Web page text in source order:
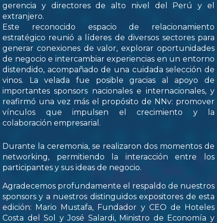
gerencia y directores de alto nivel del Perú y el
extranjero.
Este reconocido espacio de relacionamiento
estratégico reunió a líderes de diversos sectores para
generar conexiones de valor, explorar oportunidades
de negocio e intercambiar experiencias en un entorno
distendido, acompañado de una cuidada selección de
vinos. La velada fue posible gracias al apoyo de
importantes sponsors nacionales e internacionales, y
reafirmó una vez más el propósito de NNv: promover
vínculos que impulsen el crecimiento y la
colaboración empresarial.
Durante la ceremonia, se realizaron dos momentos de
networking, permitiendo la interacción entre los
participantes y sus ideas de negocio.
Agradecemos profundamente el respaldo de nuestros
sponsors y a nuestros distinguidos expositores de esta
edición: Mario Mustafa, Fundador y CEO de Hoteles
Costa del Sol y José Salardi, Ministro de Economía y